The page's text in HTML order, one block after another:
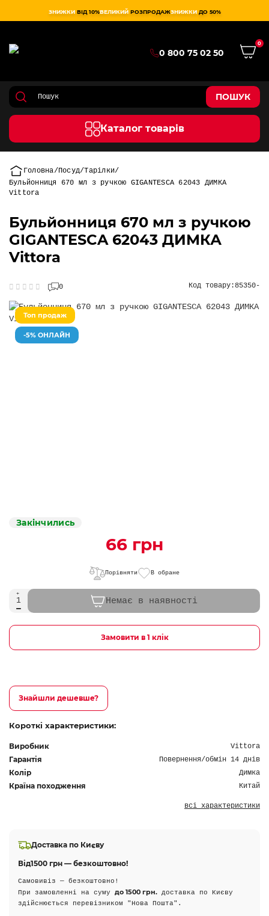
ЗНИЖКИ ВІД 10%ВЕЛИКИЙ РОЗПРОДАЖЗНИЖКИ ДО 50%
0 800 75 02 50
0
ПОШУК
Каталог товарів
Головна Посуд Тарілки
Бульйонниця 670 мл з ручкою GIGANTESCA 62043 ДИМКА
Vittora
Бульйонниця 670 мл з ручкою
GIGANTESCA 62043 ДИМКА
Vittora
0 Код товару:85350-
Топ продаж
-5% ОНЛАЙН
Закінчились
66 грн
Порівняти В обране
Немає в наявності
Замовити в 1 клік
Знайшли дешевше?
Короткі характеристики:
Виробник Vittora
Гарантія Повернення/обмін 14 днів
Колір Димка
Країна походження Китай
всі характеристики
Доставка по Києву
Від1500 грн — безкоштовно!
Самовивіз — безкоштовно!
При замовленні на суму до 1500 грн. доставка по Києву
здійснюється перевізником "Нова Пошта".